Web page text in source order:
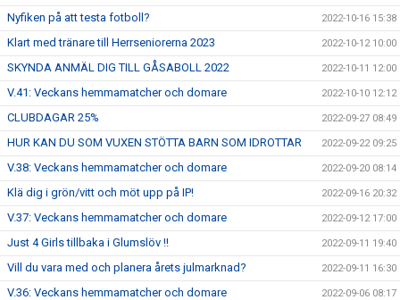
Nyfiken på att testa fotboll? 2022-10-16 15:38
Klart med tränare till Herrseniorerna 2023 2022-10-12 10:00
SKYNDA ANMÄL DIG TILL GÅSABOLL 2022 2022-10-11 12:00
V.41: Veckans hemmamatcher och domare 2022-10-10 12:12
CLUBDAGAR 25% 2022-09-27 08:49
HUR KAN DU SOM VUXEN STÖTTA BARN SOM IDROTTAR 2022-09-22 09:25
V.38: Veckans hemmamatcher och domare 2022-09-20 08:14
Klä dig i grön/vitt och möt upp på IP! 2022-09-16 20:32
V.37: Veckans hemmamatcher och domare 2022-09-12 17:00
Just 4 Girls tillbaka i Glumslöv !! 2022-09-11 19:40
Vill du vara med och planera årets julmarknad? 2022-09-11 16:30
V.36: Veckans hemmamatcher och domare 2022-09-06 08:17